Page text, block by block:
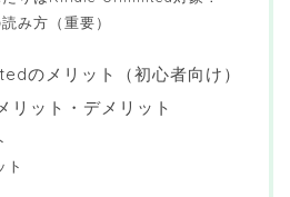
み方（重要）
のメリット（初心者向け）
リット・デメリット
ト